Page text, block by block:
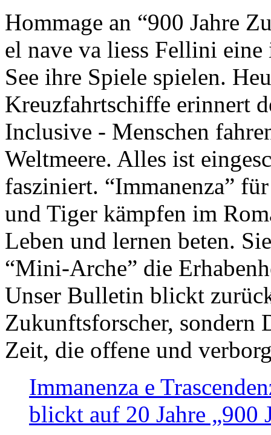
Hommage an “900 Jahre
el nave va liess Fellini
See ihre Spiele spielen.
Kreuzfahrtschiffe erinnert
Inclusive - Menschen
Weltmeere. Alles ist
fasziniert. “Immanenza”
und Tiger kämpfen im
Leben und lernen beten.
“Mini-Arche” die
Unser Bulletin blickt
Zukunftsforscher, sondern
Zeit, die offene und
Immanenza e
blickt auf 20 Jahre „900